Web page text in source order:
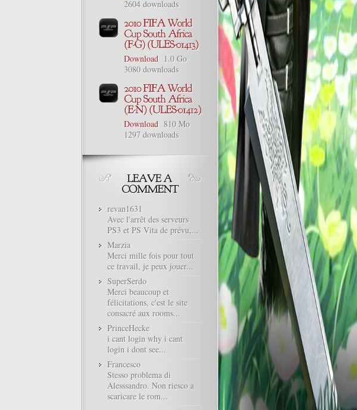
2604 downloads
Download 1.0 Go
3080 downloads
Download 810 Mo
1297 downloads
revan1631
Avec l'arrêt des serveurs
PS3 et PS Vita de prévu,...
Marzia
Merci mille fois pour tout
ce travail, je peux jouer...
SuperSerdo
Merci beaucoup et
félicitations, c'est le site
consacré aux rooms...
PrinceHecke
i cant login why i cant
login i dont see...
Francesco
Stesso problema di
Alesssandro. Non riesco a
scaricare le rom...